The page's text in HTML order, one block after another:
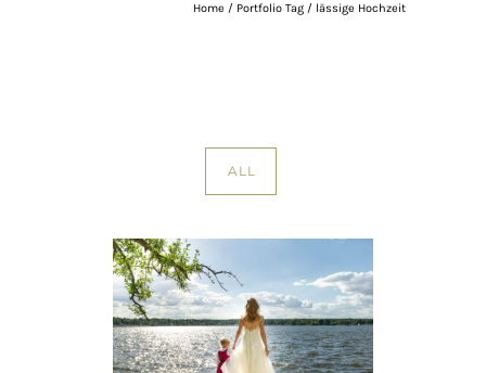
Home / Portfolio Tag / lässige Hochzeit
ALL
HOCHZEITSREPORTAGE AM
WANNSEE IN BERLIN
Hochzeiten